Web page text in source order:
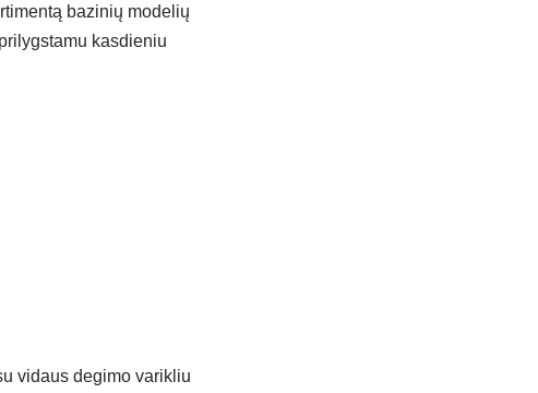
bazinių modelių
kasdieniu
vidaus degimo varikliu